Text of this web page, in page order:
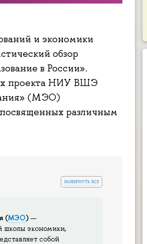
и экономики
обзор
в России».
проекта НИУ ВШЭ
(МЭО)
различным
развернуть все
(МЭО) —
школы экономики,
собой